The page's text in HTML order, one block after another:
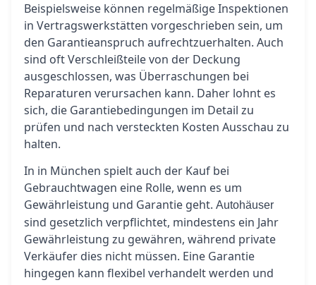
Beispielsweise können regelmäßige Inspektionen
in Vertragswerkstätten vorgeschrieben sein, um
den Garantieanspruch aufrechtzuerhalten. Auch
sind oft Verschleißteile von der Deckung
ausgeschlossen, was Überraschungen bei
Reparaturen verursachen kann. Daher lohnt es
sich, die Garantiebedingungen im Detail zu
prüfen und nach versteckten Kosten Ausschau zu
halten.
In in München spielt auch der Kauf bei
Gebrauchtwagen eine Rolle, wenn es um
Gewährleistung und Garantie geht. Autohäuser
sind gesetzlich verpflichtet, mindestens ein Jahr
Gewährleistung zu gewähren, während private
Verkäufer dies nicht müssen. Eine Garantie
hingegen kann flexibel verhandelt werden und